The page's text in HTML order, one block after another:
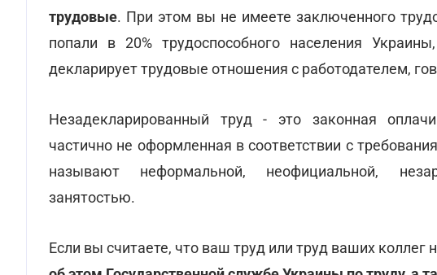
трудовые. При этом вы не имеете заключенного
попали в 20% трудоспособного населения
декларирует трудовые отношения с работодателем,
Незадекларированный труд - это законная
частично не оформленная в соответствии с
называют неформальной, неофициальной,
занятостью.
Если вы считаете, что ваш труд или труд ваших